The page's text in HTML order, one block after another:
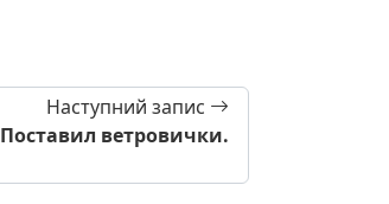
Наступний запис
Поставил ветровички.